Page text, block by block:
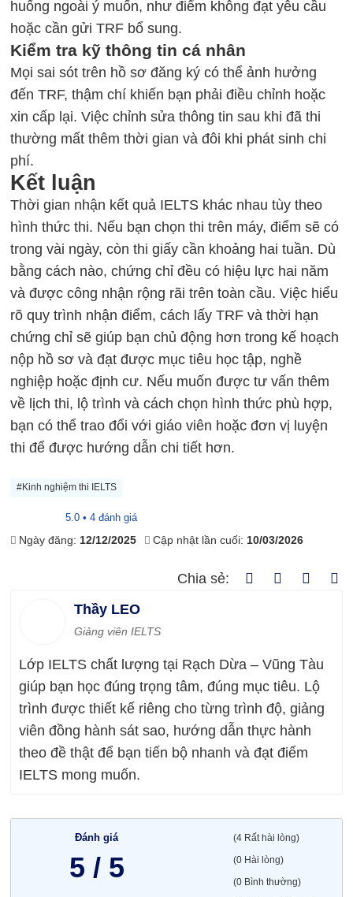
huống ngoài ý muốn, như điểm không đạt yêu cầu
hoặc cần gửi TRF bổ sung.
Kiểm tra kỹ thông tin cá nhân
Mọi sai sót trên hồ sơ đăng ký có thể ảnh hưởng
đến TRF, thậm chí khiến bạn phải điều chỉnh hoặc
xin cấp lại. Việc chỉnh sửa thông tin sau khi đã thi
thường mất thêm thời gian và đôi khi phát sinh chi
phí.
Kết luận
Thời gian nhận kết quả IELTS khác nhau tùy theo
hình thức thi. Nếu bạn chọn thi trên máy, điểm sẽ có
trong vài ngày, còn thi giấy cần khoảng hai tuần. Dù
bằng cách nào, chứng chỉ đều có hiệu lực hai năm
và được công nhận rộng rãi trên toàn cầu. Việc hiểu
rõ quy trình nhận điểm, cách lấy TRF và thời hạn
chứng chỉ sẽ giúp bạn chủ động hơn trong kế hoạch
nộp hồ sơ và đạt được mục tiêu học tập, nghề
nghiệp hoặc định cư. Nếu muốn được tư vấn thêm
về lịch thi, lộ trình và cách chọn hình thức phù hợp,
bạn có thể trao đổi với giáo viên hoặc đơn vị luyện
thi để được hướng dẫn chi tiết hơn.
#Kinh nghiệm thi IELTS
5.0 • 4 đánh giá
Ngày đăng: 12/12/2025 Cập nhật lần cuối: 10/03/2026
Chia sẻ:
Thầy LEO
Giảng viên IELTS
Lớp IELTS chất lượng tại Rạch Dừa – Vũng Tàu
giúp bạn học đúng trọng tâm, đúng mục tiêu. Lộ
trình được thiết kế riêng cho từng trình độ, giảng
viên đồng hành sát sao, hướng dẫn thực hành
theo đề thật để bạn tiến bộ nhanh và đạt điểm
IELTS mong muốn.
Đánh giá
5 / 5
(4 Rất hài lòng)
(0 Hài lòng)
(0 Bình thường)